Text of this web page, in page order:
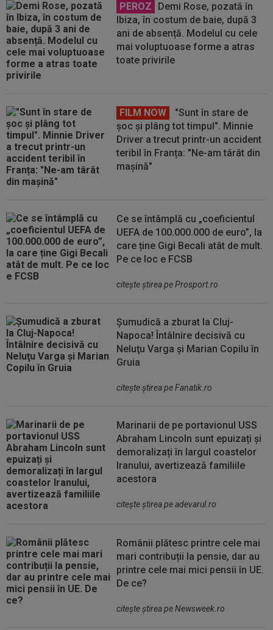
PEROZ
Demi Rose, pozată în
Ibiza, în costum de baie, după 3
ani de absență. Modelul cu cele
mai voluptuoase forme a atras
toate privirile
FILM NOW
"Sunt în stare de
șoc și plâng tot timpul". Minnie
Driver a trecut printr-un accident
teribil în Franța: "Ne-am târât din
mașină"
Ce se întâmplă cu „coeficientul
UEFA de 100.000.000 de euro”, la
care ține Gigi Becali atât de mult.
Pe ce loc e FCSB
citeşte ştirea pe Prosport.ro
Șumudică a zburat la Cluj-
Napoca! Întâlnire decisivă cu
Neluţu Varga şi Marian Copilu în
Gruia
citeşte ştirea pe Fanatik.ro
Marinarii de pe portavionul USS
Abraham Lincoln sunt epuizați și
demoralizați în largul coastelor
Iranului, avertizează familiile
acestora
citeşte ştirea pe adevarul.ro
Românii plătesc printre cele mai
mari contribuții la pensie, dar au
printre cele mai mici pensii în UE.
De ce?
citeşte ştirea pe Newsweek.ro